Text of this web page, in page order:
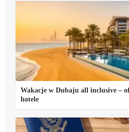
Wakacje w Dubaju all inclusive –
hotele